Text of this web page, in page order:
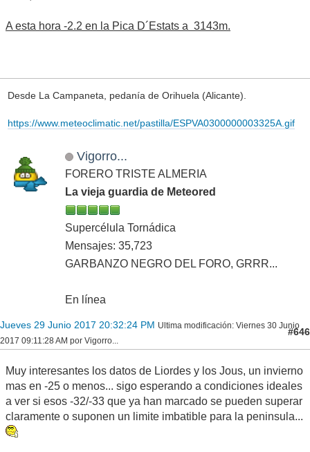
A esta hora -2.2 en la Pica D´Estats a 3143m.
Desde La Campaneta, pedanía de Orihuela (Alicante).
https://www.meteoclimatic.net/pastilla/ESPVA0300000003325A.gif
Vigorro...
FORERO TRISTE ALMERIA
La vieja guardia de Meteored
Supercélula Tornádica
Mensajes: 35,723
GARBANZO NEGRO DEL FORO, GRRR...
En línea
Jueves 29 Junio 2017 20:32:24 PM Ultima modificación: Viernes 30 Junio
2017 09:11:28 AM por Vigorro...
#646
Muy interesantes los datos de Liordes y los Jous, un invierno
mas en -25 o menos... sigo esperando a condiciones ideales
a ver si esos -32/-33 que ya han marcado se pueden superar
claramente o suponen un limite imbatible para la peninsula...